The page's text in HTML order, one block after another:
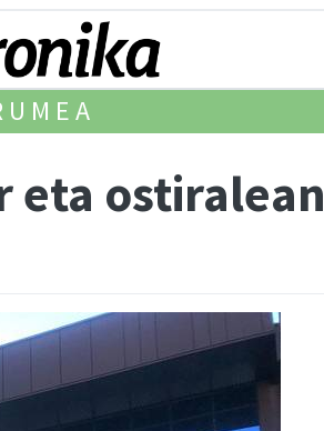
ostiralean